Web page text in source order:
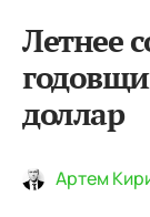
Летнее
доллар
Артем